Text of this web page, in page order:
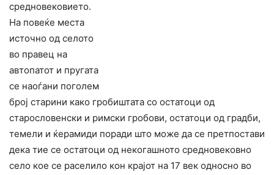
средновековието.
На повеќе места
источно од селото
во правец на
автопатот и пругата
се наоѓани поголем
број старини како гробиштата со остатоци од
старословенски и римски гробови, остатоци од градби,
темели и ќерамиди поради што може да се претпостави
дека тие се остатоци од некогашното средновековно
село кое се раселило кон крајот на 17 век односно во